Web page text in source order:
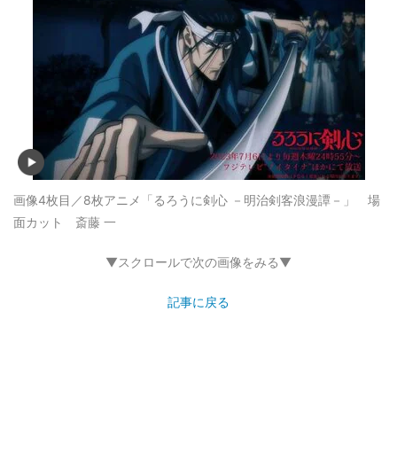
画像4枚目／8枚アニメ「るろうに剣心 －明治剣客浪漫譚－」 場
面カット 斎藤 一
▼スクロールで次の画像をみる▼
記事に戻る